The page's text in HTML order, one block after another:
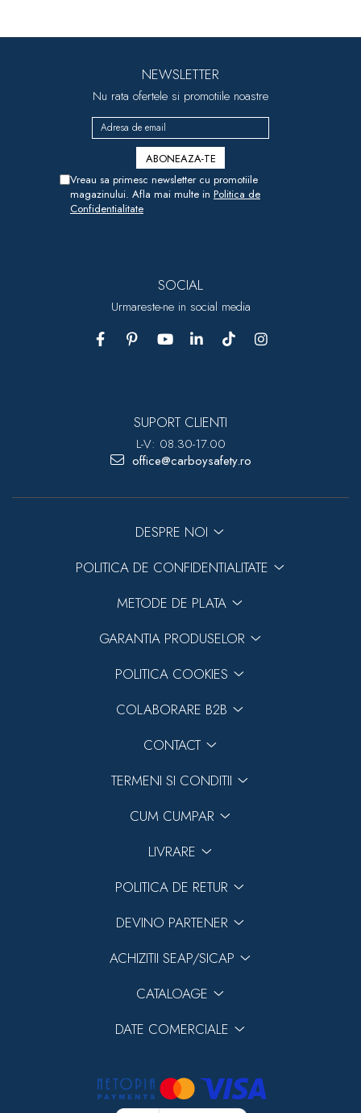
NEWSLETTER
Nu rata ofertele si promotiile noastre
Vreau sa primesc newsletter cu promotiile
magazinului. Afla mai multe in Politica de
Confidentialitate
SOCIAL
Urmareste-ne in social media
SUPORT CLIENTI
L-V: 08.30-17.00
office@carboysafety.ro
DESPRE NOI
POLITICA DE CONFIDENTIALITATE
METODE DE PLATA
GARANTIA PRODUSELOR
POLITICA COOKIES
COLABORARE B2B
CONTACT
TERMENI SI CONDITII
CUM CUMPAR
LIVRARE
POLITICA DE RETUR
DEVINO PARTENER
ACHIZITII SEAP/SICAP
CATALOAGE
DATE COMERCIALE